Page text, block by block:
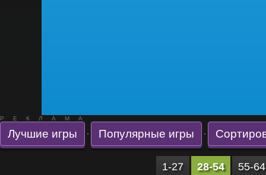
РЕКЛАМА
Лучшие игры · Популярные игры ·
1-27 28-54 55-64